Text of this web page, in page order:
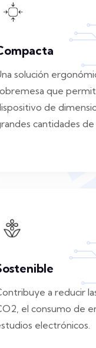
solución
que
de
cantidades de
a reducir
el consumo de
electrónicos.